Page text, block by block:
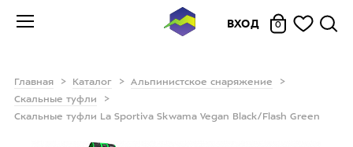
ВХОД 0
Главная Каталог
Альпинистское снаряжение
Скальные туфли
Скальные туфли La Sportiva Skwama Vegan Black/Flash Green